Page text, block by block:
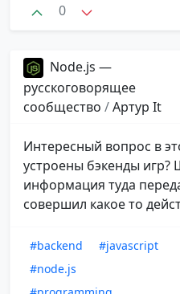
0
Node.js —
русскоговорящее
сообщество /Aртур It
Интересный вопрос в
устроены бэкенды
информация туда
совершил какое то
#backend
#javascript
#node.js